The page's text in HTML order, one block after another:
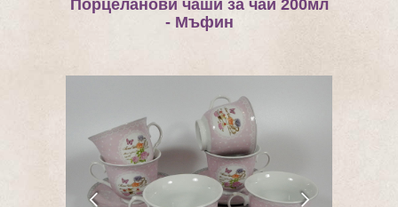
Порцеланови чаши за чай 200мл
- Мъфин